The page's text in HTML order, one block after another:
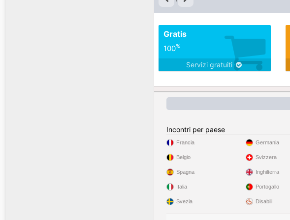
Gratis
100%
Servizi gratuiti
Incontri per paese
Francia
Belgio
Spagna
Italia
Svezia
Germania
Svizzera
Inghilterra
Portogallo
Disabili